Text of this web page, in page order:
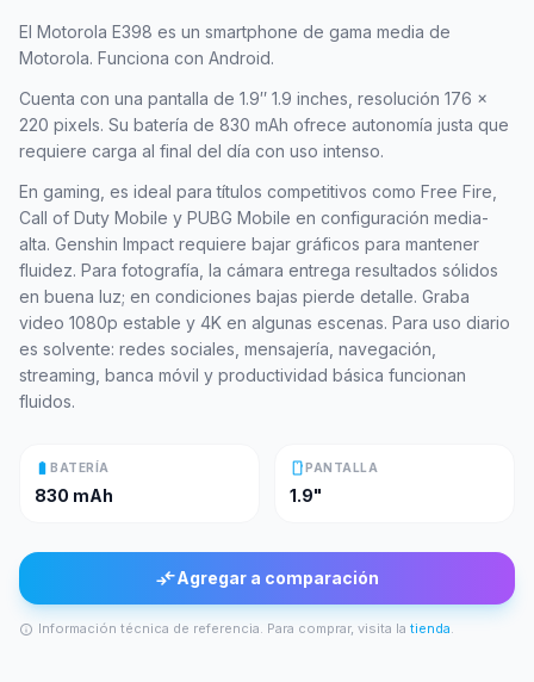
El Motorola E398 es un smartphone de gama media de
Motorola. Funciona con Android.
Cuenta con una pantalla de 1.9″ 1.9 inches, resolución 176 x
220 pixels. Su batería de 830 mAh ofrece autonomía justa que
requiere carga al final del día con uso intenso.
En gaming, es ideal para títulos competitivos como Free Fire,
Call of Duty Mobile y PUBG Mobile en configuración media-
alta. Genshin Impact requiere bajar gráficos para mantener
fluidez. Para fotografía, la cámara entrega resultados sólidos
en buena luz; en condiciones bajas pierde detalle. Graba
video 1080p estable y 4K en algunas escenas. Para uso diario
es solvente: redes sociales, mensajería, navegación,
streaming, banca móvil y productividad básica funcionan
fluidos.
battery_full BATERÍA
830 mAh
smartphonePANTALLA
1.9"
compare_arrowsAgregar a comparación
info Información técnica de referencia. Para comprar, visita la tienda.